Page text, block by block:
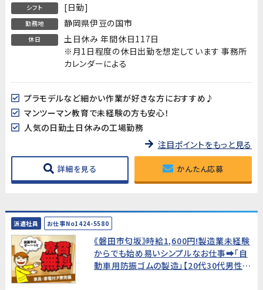
シフト [日勤]
勤務地 静岡県伊豆の国市
休日
土日休み 年間休日117日
※月1日程度の休日出勤を想定しています 事務所
カレンダーによる
プラモデルなど細かい作業が好きな方におすすめ♪
マンツーマン教育で未経験の方も安心！
人気の日勤土日休みの工場勤務
注目ポイントをもっと見る
詳細を見る かんたん応募
派遣社員 お仕事No1424-5580
《磐田市匂坂》時給1,600円!製造業未経験
からでも始め易いシンプルなお仕事➡「自
動車用防振ゴムの製造」【20代30代男性活